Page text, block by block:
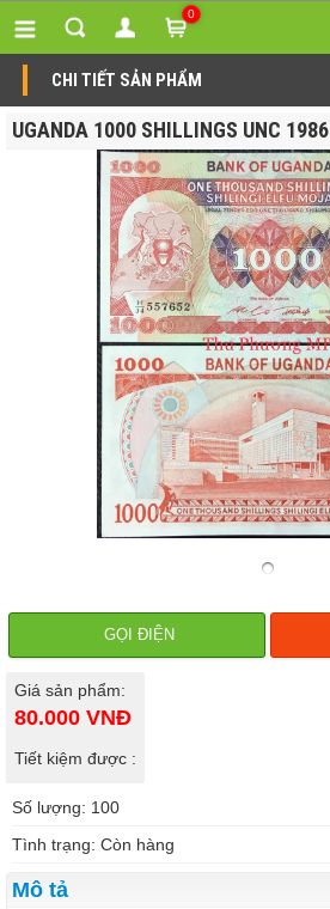
0
CHI TIẾT SẢN PHẨM
UGANDA 1000 SHILLINGS UNC 1986
GỌI ĐIỆN
Giá sản phẩm:
80.000 VNĐ
Tiết kiệm được :
Số lượng: 100
Tình trạng: Còn hàng
Mô tả